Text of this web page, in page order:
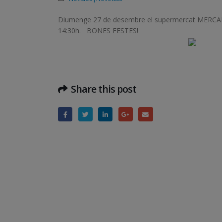
Diumenge 27 de desembre el supermercat
14:30h.
BONES FESTES!
Share this post